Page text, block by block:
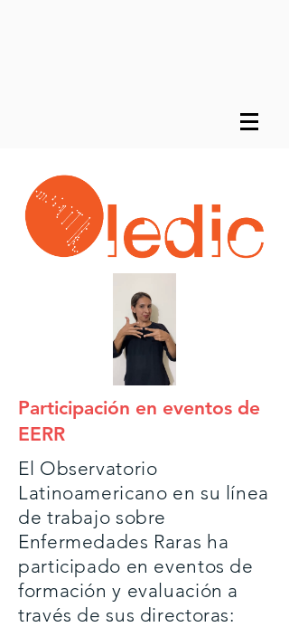
Participación en eventos de
EERR
El Observatorio
Latinoamericano en su línea
de trabajo sobre
Enfermedades Raras ha
participado en eventos de
formación y evaluación a
través de sus directoras: